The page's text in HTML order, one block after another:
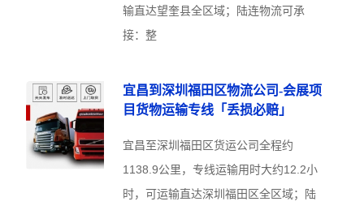
输直达望奎县全区域；陆连物流可承
接：整
宜昌到深圳福田区物流公司-会展项
目货物运输专线「丢损必赔」
宜昌至深圳福田区货运公司全程约
1138.9公里，专线运输用时大约12.2小
时，可运输直达深圳福田区全区域；陆